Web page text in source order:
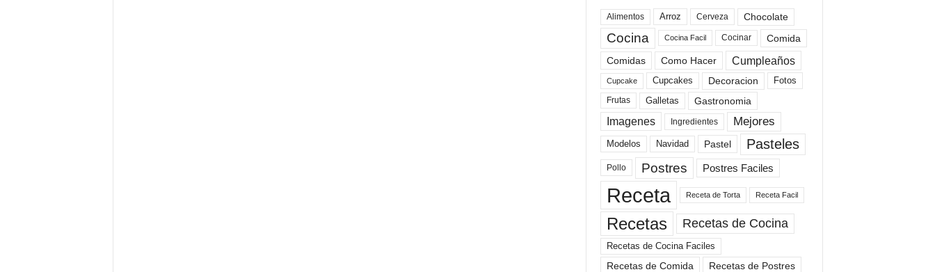
Alimentos Arroz Cerveza Chocolate
Cocina Cocina Facil Cocinar
Comida
Comidas
Como Hacer Cumpleaños
Cupcake Cupcakes Decoracion Fotos
Frutas Galletas Gastronomia
Imagenes Ingredientes Mejores
Modelos Navidad Pastel Pasteles
Pollo Postres Postres Faciles
Receta Receta de Torta Receta Facil
Recetas Recetas de Cocina
Recetas de Cocina Faciles
Recetas de Comida
Recetas de Postres